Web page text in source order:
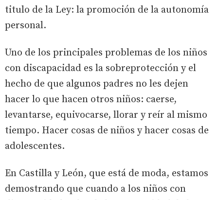
titulo de la Ley: la promoción de la autonomía
personal.
Uno de los principales problemas de los niños
con discapacidad es la sobreprotección y el
hecho de que algunos padres no les dejen
hacer lo que hacen otros niños: caerse,
levantarse, equivocarse, llorar y reír al mismo
tiempo. Hacer cosas de niños y hacer cosas de
adolescentes.
En Castilla y León, que está de moda, estamos
demostrando que cuando a los niños con